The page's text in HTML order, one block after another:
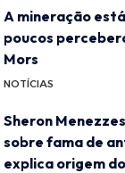
A mineração
poucos
Mors
NOTÍCIAS
Sheron
sobre fama de
explica origem